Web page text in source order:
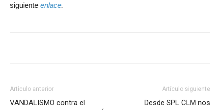
siguiente enlace.
Artículo anterior
VANDALISMO contra el
Artículo siguiente
Desde SPL CLM nos